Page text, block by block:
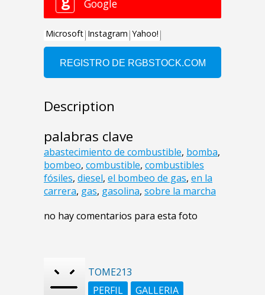
Description
palabras clave
abastecimiento de combustible, bomba,
bombeo, combustible, combustibles
fósiles, diesel, el bombeo de gas, en la
carrera, gas, gasolina, sobre la marcha
no hay comentarios para esta foto
TOME213
PERFIL
GALLERIA